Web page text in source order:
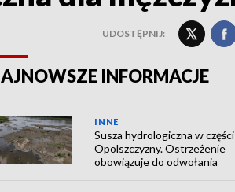
UDOSTĘPNIJ:
INFORMACJE
INNE
Susza hydrologiczna w części
Opolszczyzny. Ostrzeżenie
obowiązuje do odwołania